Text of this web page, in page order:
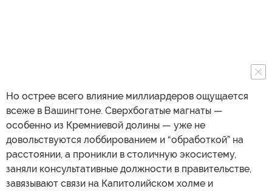
Но острее всего влияние миллиардеров ощущается
всеже в Вашингтоне. Сверхбогатые магнаты —
особенно из Кремниевой долины — уже не
довольствуются лоббированием и “обработкой” на
расстоянии, а проникли в столичную экосистему,
заняли консультативные должности в правительстве,
завязывают связи на Капитолийском холме и